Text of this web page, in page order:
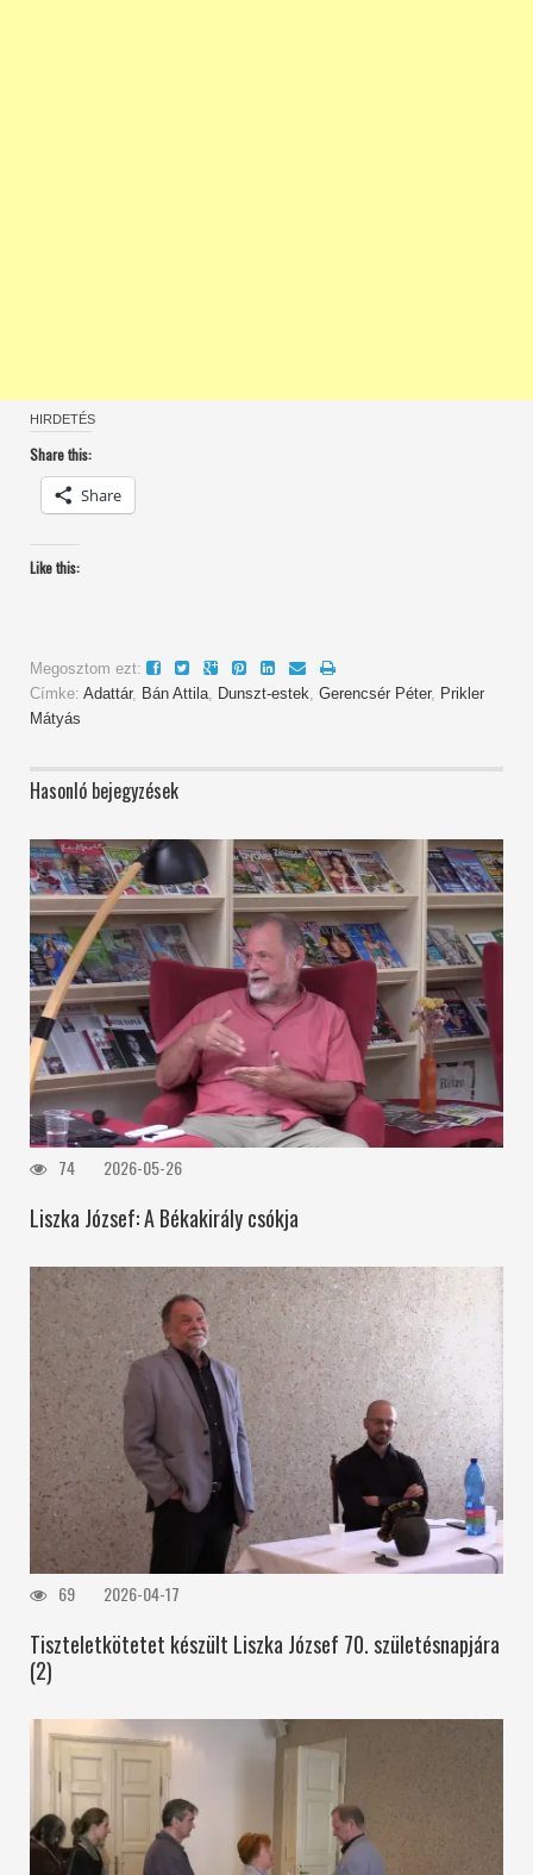
HIRDETÉS
Share this:
Share
Like this:
Megosztom ezt:
Címke: Adattár, Bán Attila, Dunszt-estek, Gerencsér Péter, Prikler
Mátyás
Hasonló bejegyzések
74 2026-05-26
Liszka József: A Békakirály csókja
69 2026-04-17
Tiszteletkötetet készült Liszka József 70. születésnapjára
(2)